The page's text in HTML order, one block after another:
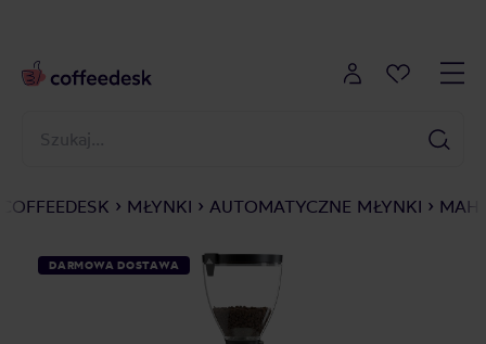
COFFEEDESK MŁYNKI AUTOMATYCZNE MŁYNKI
DARMOWA DOSTAWA